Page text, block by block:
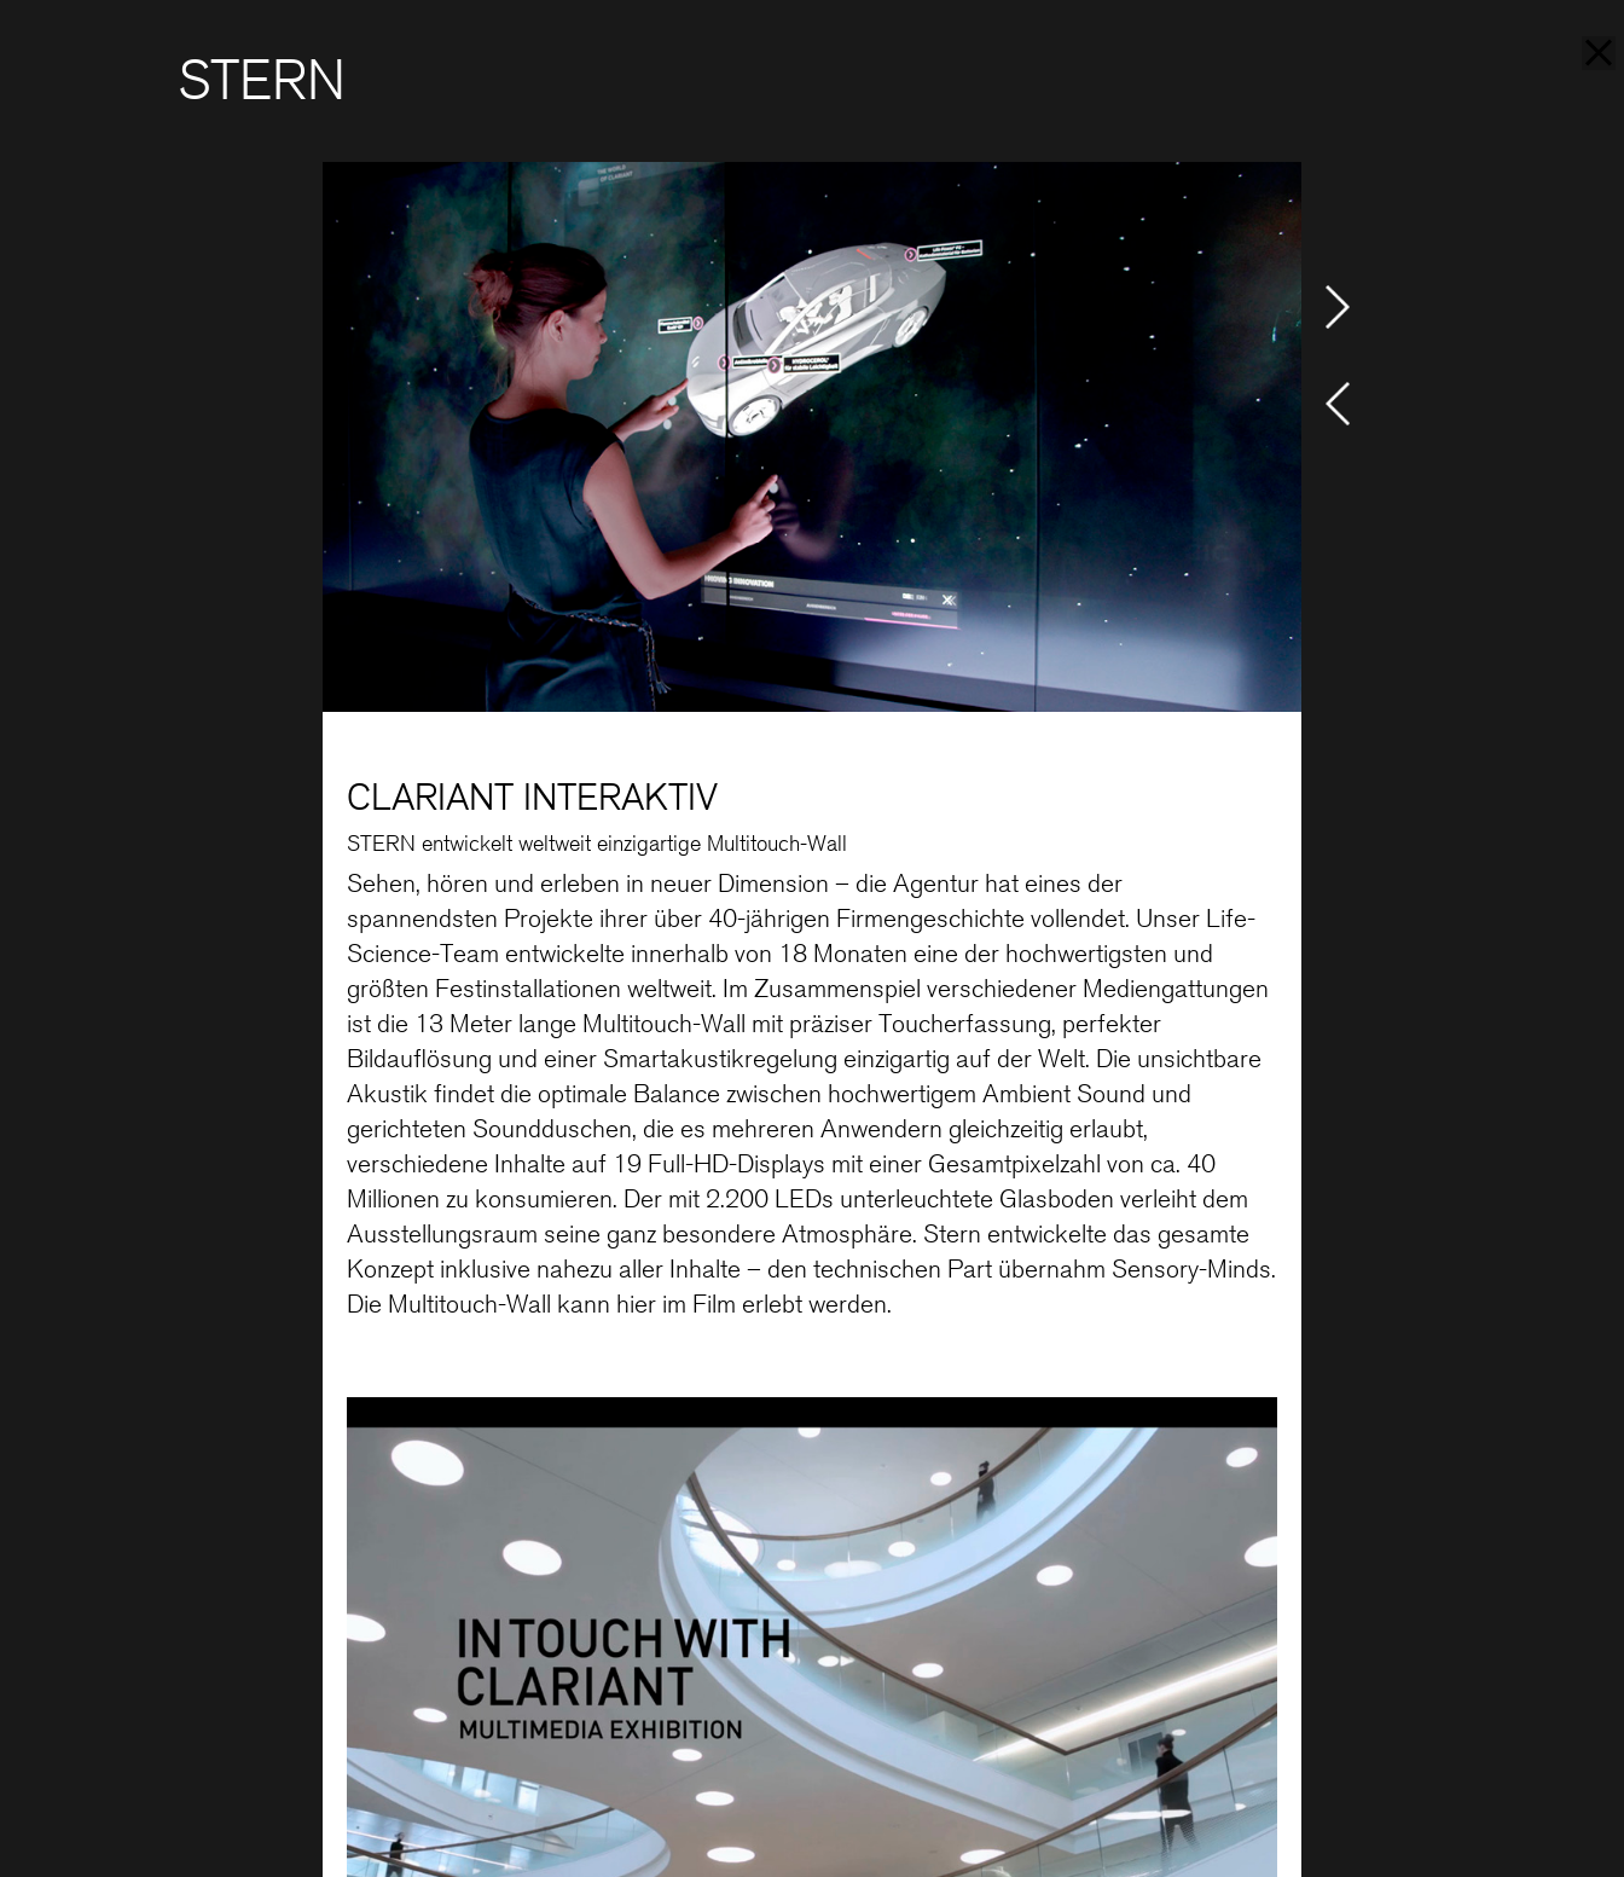
STERN
CLARIANT INTERAKTIV
STERN entwickelt weltweit einzigartige Multitouch-Wall
Sehen, hören und erleben in neuer Dimension – die Agentur hat eines der
spannendsten Projekte ihrer über 40-jährigen Firmengeschichte vollendet. Unser Life-
Science-Team entwickelte innerhalb von 18 Monaten eine der hochwertigsten und
größten Festinstallationen weltweit. Im Zusammenspiel verschiedener Mediengattungen
ist die 13 Meter lange Multitouch-Wall mit präziser Toucherfassung, perfekter
Bildauflösung und einer Smartakustikregelung einzigartig auf der Welt. Die unsichtbare
Akustik findet die optimale Balance zwischen hochwertigem Ambient Sound und
gerichteten Soundduschen, die es mehreren Anwendern gleichzeitig erlaubt,
verschiedene Inhalte auf 19 Full-HD-Displays mit einer Gesamtpixelzahl von ca. 40
Millionen zu konsumieren. Der mit 2.200 LEDs unterleuchtete Glasboden verleiht dem
Ausstellungsraum seine ganz besondere Atmosphäre. Stern entwickelte das gesamte
Konzept inklusive nahezu aller Inhalte – den technischen Part übernahm Sensory-Minds.
Die Multitouch-Wall kann hier im Film erlebt werden.